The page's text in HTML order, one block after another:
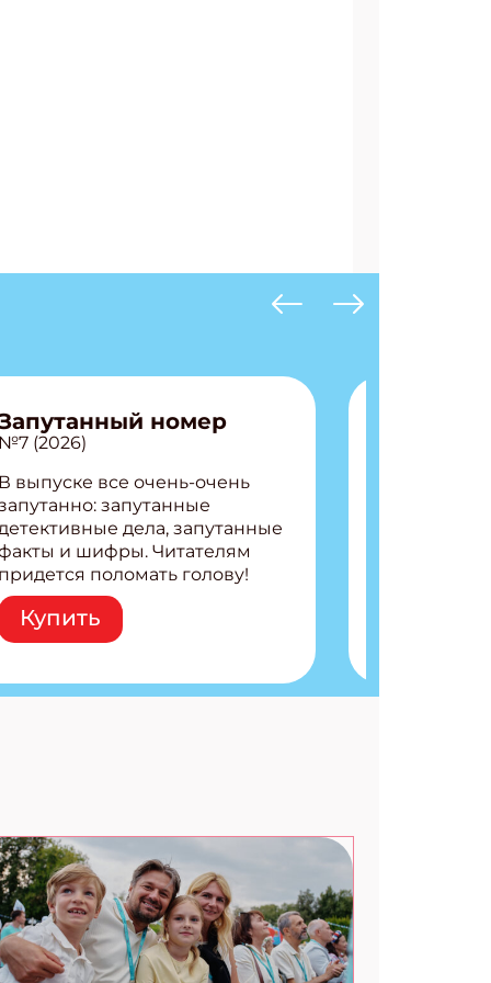
номер
№7 (2026)
В выпуске все очень-очень
запутанные
детективные дела, запутанные
и шифры. Читателям
придется поломать голову!
Внутри: Шифры и
расшифровки Плетем
запутанные поделки
коды 3 комикса
Купить